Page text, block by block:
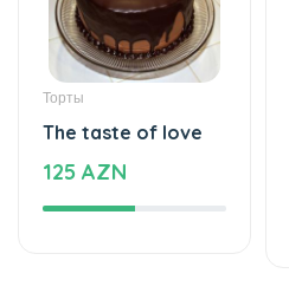
Торты
The taste of love
125 AZN